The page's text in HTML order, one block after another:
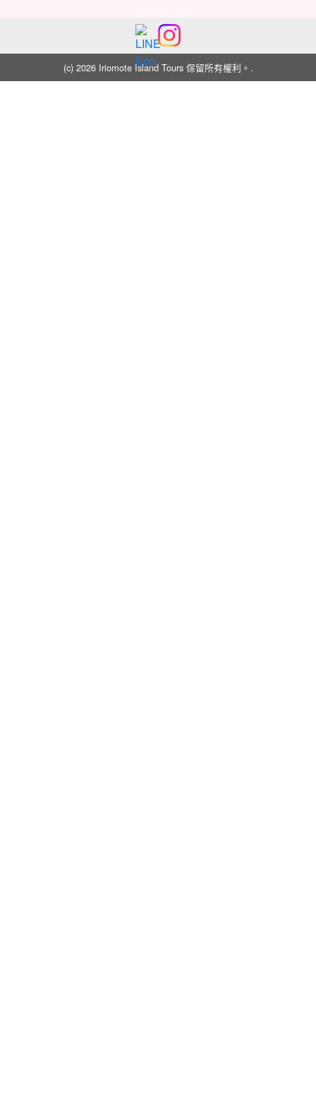
(c) 2026 Iriomote Island Tours 保留所有權利。.